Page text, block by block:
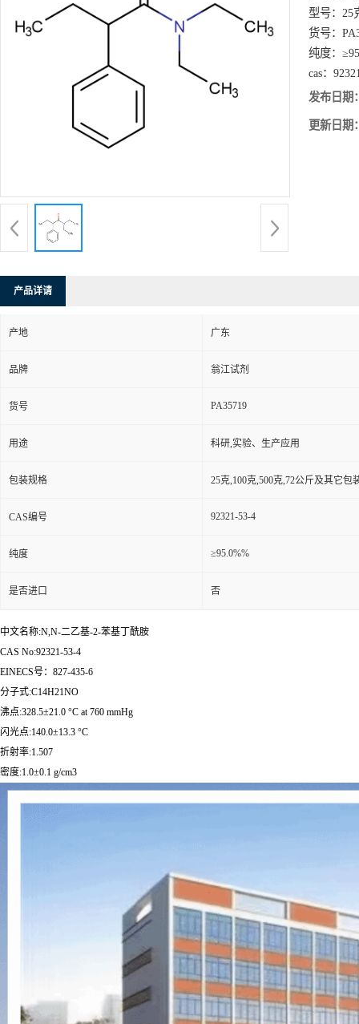
型号： 25
货号：
纯度：
cas：
发布日期
更新日期
产品详请
产地 广东
品牌 翁江试剂
货号 PA35719
用途 科研,实验、生产应用
包装规格 25克,100克,500克,72公斤及其它包
CAS编号 92321-53-4
纯度 ≥95.0%%
是否进口 否
中文名称:N,N-二乙基-2-苯基丁酰胺
CAS No:92321-53-4
EINECS号：827-435-6
分子式:C14H21NO
沸点:328.5±21.0 °C at 760 mmHg
闪光点:140.0±13.3 °C
折射率:1.507
密度:1.0±0.1 g/cm3